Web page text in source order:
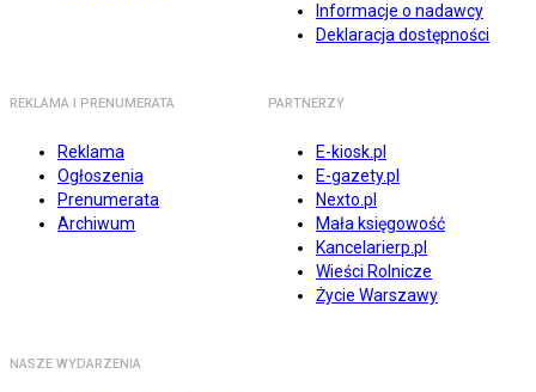
Informacje o nadawcy
Deklaracja dostępności
REKLAMA I PRENUMERATA
Reklama
Ogłoszenia
Prenumerata
Archiwum
PARTNERZY
E-kiosk.pl
E-gazety.pl
Nexto.pl
Mała księgowość
Kancelarierp.pl
Wieści Rolnicze
Życie Warszawy
NASZE WYDARZENIA